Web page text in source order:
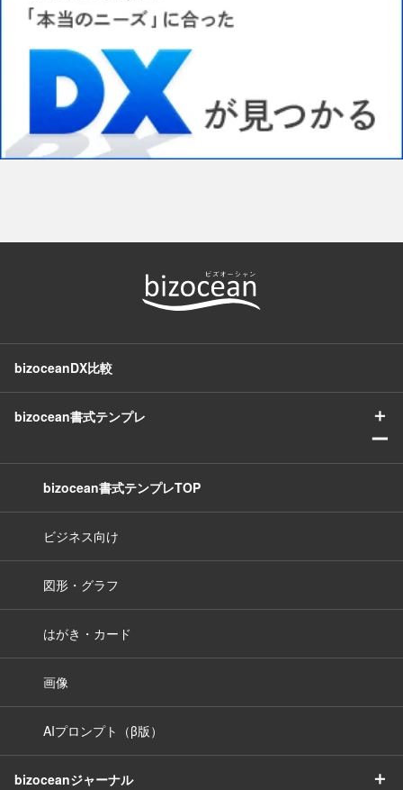
bizoceanDX比較
bizocean書式テンプレ
＋
ー
bizocean書式テンプレTOP
ビジネス向け
図形・グラフ
はがき・カード
画像
AIプロンプト（β版）
bizoceanジャーナル
＋